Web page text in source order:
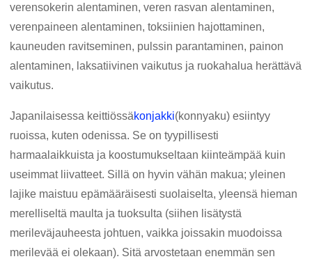
verensokerin alentaminen, veren rasvan alentaminen,
verenpaineen alentaminen, toksiinien hajottaminen,
kauneuden ravitseminen, pulssin parantaminen, painon
alentaminen, laksatiivinen vaikutus ja ruokahalua herättävä
vaikutus.
Japanilaisessa keittiössäkonjakki(konnyaku) esiintyy
ruoissa, kuten odenissa. Se on tyypillisesti
harmaalaikkuista ja koostumukseltaan kiinteämpää kuin
useimmat liivatteet. Sillä on hyvin vähän makua; yleinen
lajike maistuu epämääräisesti suolaiselta, yleensä hieman
merelliseltä maulta ja tuoksulta (siihen lisätystä
merileväjauheesta johtuen, vaikka joissakin muodoissa
merilevää ei olekaan). Sitä arvostetaan enemmän sen